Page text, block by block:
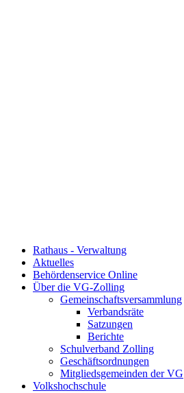
Rathaus - Verwaltung
Aktuelles
Behördenservice Online
Über die VG-Zolling
Gemeinschaftsversammlung
Verbandsräte
Satzungen
Berichte
Schulverband Zolling
Geschäftsordnungen
Mitgliedsgemeinden der VG
Volkshochschule